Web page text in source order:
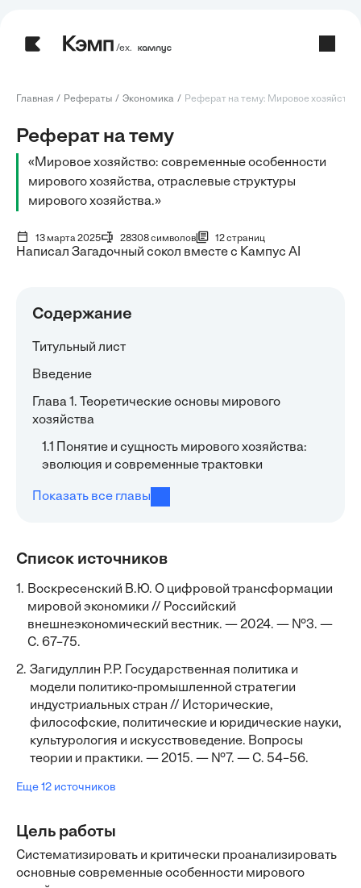
/ех.
Главная Рефераты Экономика Реферат на тему: Мировое
Реферат на тему
«Мировое хозяйство: современные особенности
мирового хозяйства, отраслевые структуры
мирового хозяйства.»
13 марта 2025 28308 символов 12 страниц
Написал Загадочный сокол вместе с Кампус AI
Содержание
Титульный лист
Введение
Глава 1. Теоретические основы мирового
хозяйства
1.1 Понятие и сущность мирового хозяйства:
эволюция и современные трактовки
Показать все главы
Список источников
1. Воскресенский В.Ю. О цифровой трансформации
мировой экономики // Российский
внешнеэкономический вестник. — 2024. — №3. —
С. 67–75.
2. Загидуллин Р.Р. Государственная политика и
модели политико-промышленной стратегии
индустриальных стран // Исторические,
философские, политические и юридические науки,
культурология и искусствоведение. Вопросы
теории и практики. — 2015. — №7. — С. 54–56.
Еще 12 источников
Цель работы
Систематизировать и критически проанализировать
основные современные особенности мирового